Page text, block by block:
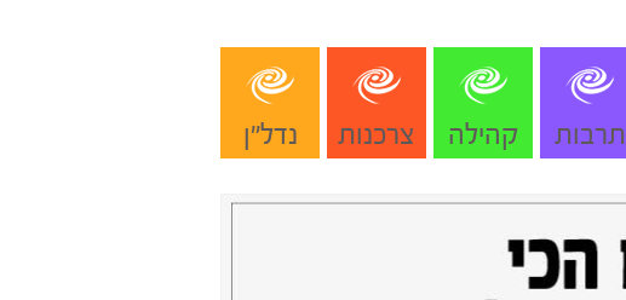
תרבות קהילה צרכנות נדל"ן